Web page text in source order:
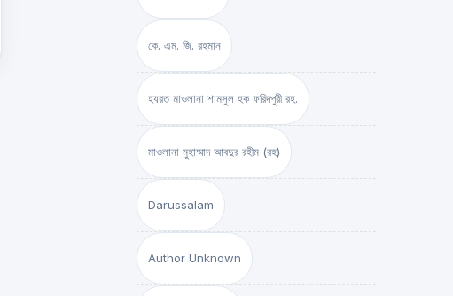
কে. এম. জি. রহমান
হযরত মাওলানা শামসুল হক ফরিদপুরী রহ.
মাওলানা মুহাম্মাদ আবদুর রহীম (রহ)
Darussalam
Author Unknown